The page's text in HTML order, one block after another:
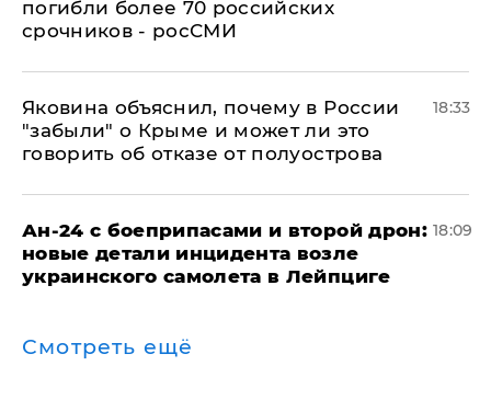
погибли более 70 российских
срочников - росСМИ
Яковина объяснил, почему в России
"забыли" о Крыме и может ли это
говорить об отказе от полуострова
18:33
Ан-24 с боеприпасами и второй дрон:
новые детали инцидента возле
украинского самолета в Лейпциге
18:09
Смотреть ещё